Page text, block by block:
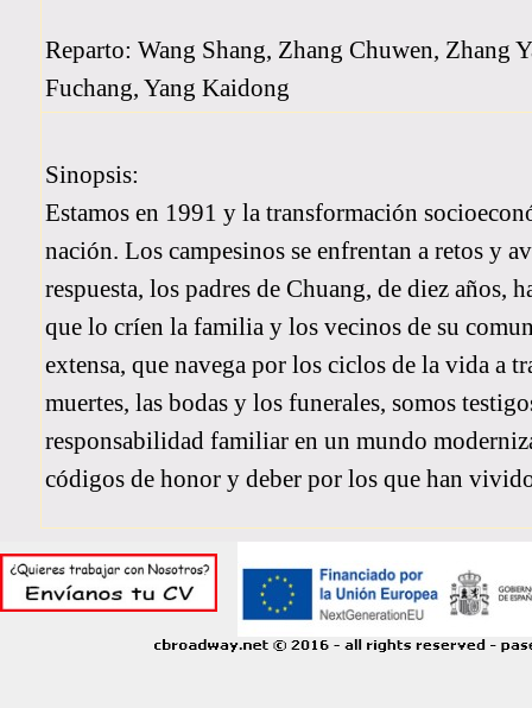
Reparto: Wang Shang, Zhang Chuwen,
Fuchang, Yang Kaidong
Sinopsis:
Estamos en 1991 y la transformación
nación. Los campesinos se enfrentan a retos y
respuesta, los padres de Chuang, de diez años,
que lo críen la familia y los vecinos de su
extensa, que navega por los ciclos de la vida a
muertes, las bodas y los funerales, somos
responsabilidad familiar en un mundo
códigos de honor y deber por los que han